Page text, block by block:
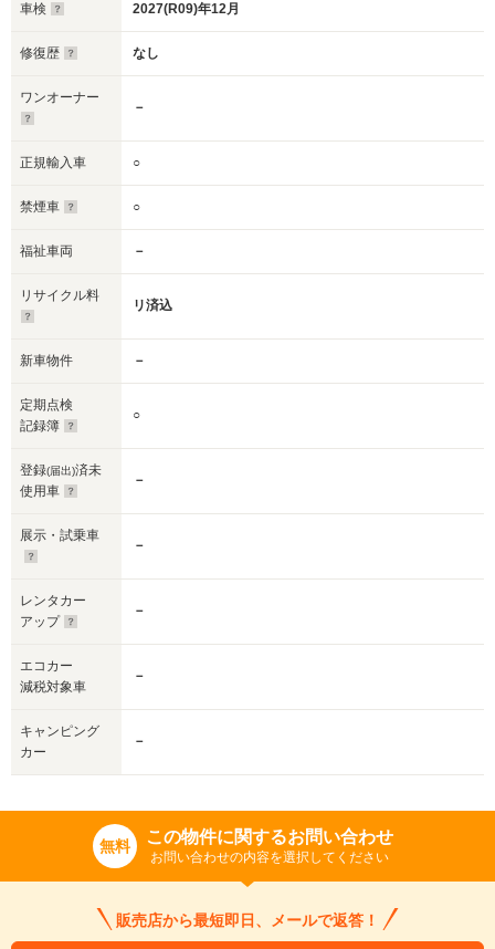
車検 2027(R09)年12月
修復歴 なし
ワンオーナー
－
正規輸入車 ○
禁煙車 ○
福祉車両 －
リサイクル料
リ済込
新車物件 －
定期点検
記録簿
○
登録(届出)済未
使用車
－
展示・試乗車
－
レンタカー
アップ
－
エコカー
減税対象車
－
キャンピング
カー
－
無料 この物件に関するお問い合わせ
お問い合わせの内容を選択してください
販売店から最短即日、メールで返答！